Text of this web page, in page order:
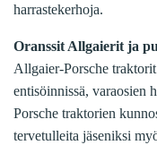
harrastekerhoja.
Oranssit Allgaierit ja
Allgaier-Porsche
entisöinnissä, varaosien
Porsche traktorien
tervetulleita jäseniksi